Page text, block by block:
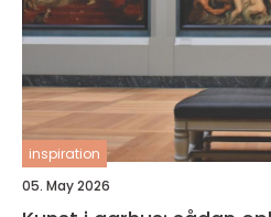
inspiration
05. May 2026